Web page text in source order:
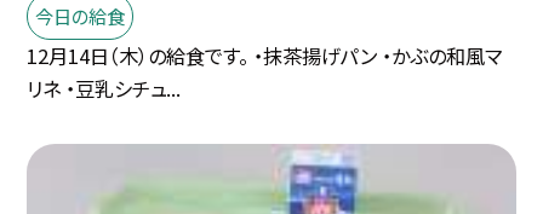
今日の給食
12月14日（木）の給食です。 ・抹茶揚げパン ・かぶの和風マ
リネ ・豆乳シチュ...